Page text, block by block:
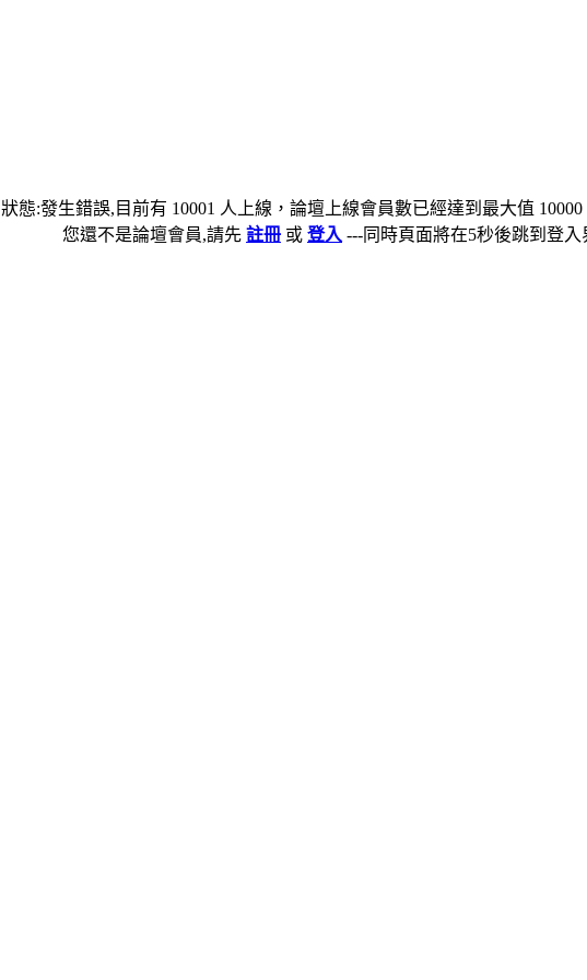
狀態:發生錯誤,目前有 10001 人上線，論壇上線會員數已經達到最大值
您還不是論壇會員,請先 註冊 或 登入 ---同時頁面將在5秒後跳到登入